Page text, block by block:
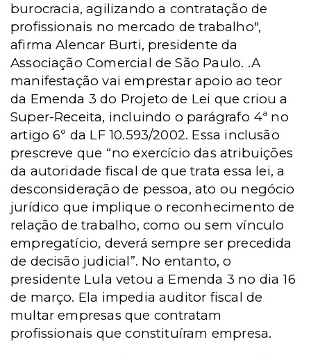
burocracia, agilizando a contratação de
profissionais no mercado de trabalho",
afirma Alencar Burti, presidente da
Associação Comercial de São Paulo. .A
manifestação vai emprestar apoio ao teor
da Emenda 3 do Projeto de Lei que criou a
Super-Receita, incluindo o parágrafo 4ª no
artigo 6º da LF 10.593/2002. Essa inclusão
prescreve que “no exercício das atribuições
da autoridade fiscal de que trata essa lei, a
desconsideração de pessoa, ato ou negócio
jurídico que implique o reconhecimento de
relação de trabalho, como ou sem vínculo
empregatício, deverá sempre ser precedida
de decisão judicial”. No entanto, o
presidente Lula vetou a Emenda 3 no dia 16
de março. Ela impedia auditor fiscal de
multar empresas que contratam
profissionais que constituíram empresa.